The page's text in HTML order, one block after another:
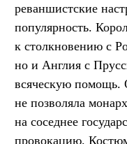
реваншистские
популярность.
к столкновению с
но и Англия с
всяческую помощь.
не позволяла
на соседнее
провокацию.